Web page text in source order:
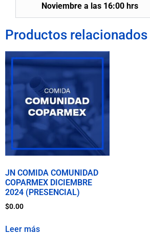
Noviembre a las 16:00 hrs
Productos relacionados
JN COMIDA COMUNIDAD
COPARMEX DICIEMBRE
2024 (PRESENCIAL)
$0.00
Leer más